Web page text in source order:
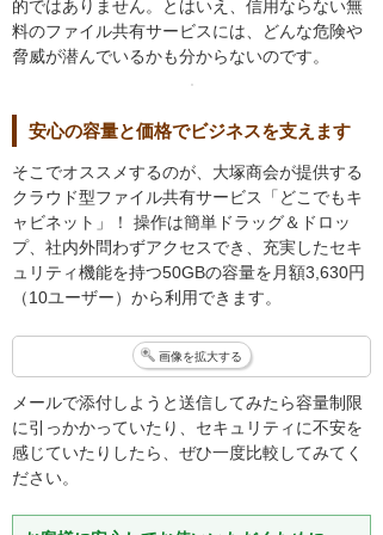
的ではありません。とはいえ、信用ならない無
料のファイル共有サービスには、どんな危険や
脅威が潜んでいるかも分からないのです。
安心の容量と価格でビジネスを支えます
そこでオススメするのが、大塚商会が提供する
クラウド型ファイル共有サービス「どこでもキ
ャビネット」！ 操作は簡単ドラッグ＆ドロッ
プ、社内外問わずアクセスでき、充実したセキ
ュリティ機能を持つ50GBの容量を月額3,630円
（10ユーザー）から利用できます。
画像を拡大する
メールで添付しようと送信してみたら容量制限
に引っかかっていたり、セキュリティに不安を
感じていたりしたら、ぜひ一度比較してみてく
ださい。